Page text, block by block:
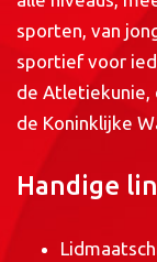
sporten, van
sportief voor
de Atletiekunie,
de Koninklijke
Handige